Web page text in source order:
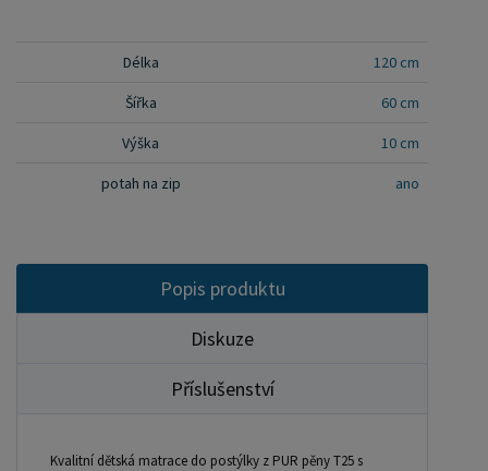
matraci do dětské postýlky.
Délka 120 cm
Šířka 60 cm
Výška 10 cm
potah na zip ano
Popis produktu
Diskuze
Příslušenství
Kvalitní dětská matrace do postýlky z PUR pěny T25 s